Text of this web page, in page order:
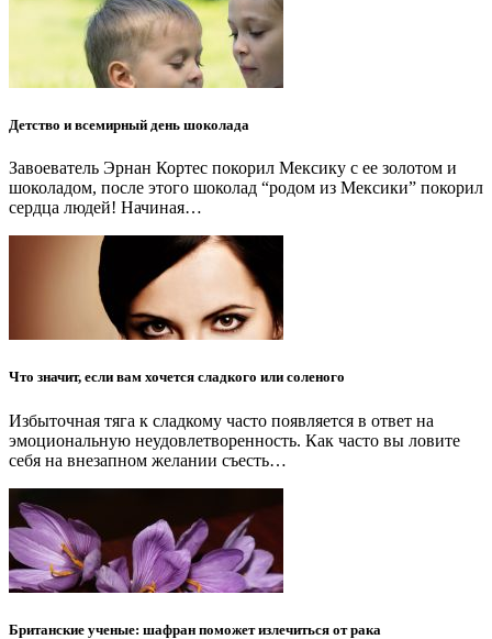
Детство и всемирный день шоколада
Завоеватель Эрнан Кортес покорил Мексику с ее золотом и
шоколадом, после этого шоколад “родом из Мексики” покорил
сердца людей! Начиная…
Что значит, если вам хочется сладкого или соленого
Избыточная тяга к сладкому часто появляется в ответ на
эмоциональную неудовлетворенность. Как часто вы ловите
себя на внезапном желании съесть…
Британские ученые: шафран поможет излечиться от рака